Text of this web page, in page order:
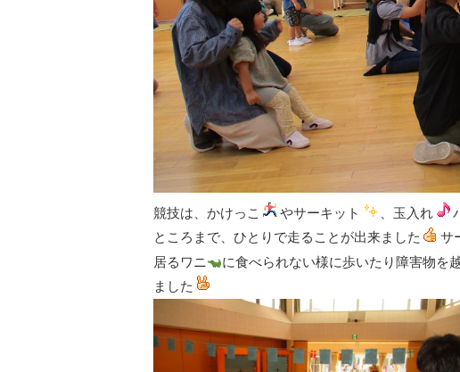
競技は、かけっこ やサーキット 、玉入れ
ところまで、ひとりで走ることが出来ました
サ
居るワニ
に食べられない様に歩いたり障害物を
ました